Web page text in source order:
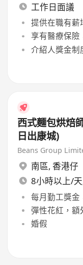
工作日面議
提供在職有薪
享有醫療保險
介紹人獎金制
西式麵包烘焙
日出康城)
Beans Group
南區, 香港仔
8小時以上/
每月勤工獎金
彈性花紅，額
婚假